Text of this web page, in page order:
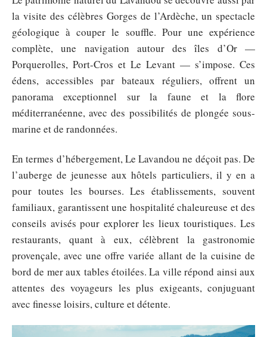
la visite des célèbres Gorges de l’Ardèche, un spectacle
géologique à couper le souffle. Pour une expérience
complète, une navigation autour des îles d’Or —
Porquerolles, Port-Cros et Le Levant — s’impose. Ces
édens, accessibles par bateaux réguliers, offrent un
panorama exceptionnel sur la faune et la flore
méditerranéenne, avec des possibilités de plongée sous-
marine et de randonnées.
En termes d’hébergement, Le Lavandou ne déçoit pas. De
l’auberge de jeunesse aux hôtels particuliers, il y en a
pour toutes les bourses. Les établissements, souvent
familiaux, garantissent une hospitalité chaleureuse et des
conseils avisés pour explorer les lieux touristiques. Les
restaurants, quant à eux, célèbrent la gastronomie
provençale, avec une offre variée allant de la cuisine de
bord de mer aux tables étoilées. La ville répond ainsi aux
attentes des voyageurs les plus exigeants, conjuguant
avec finesse loisirs, culture et détente.